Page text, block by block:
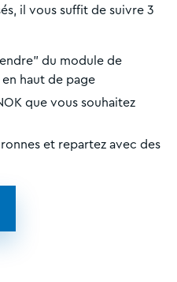
il vous suffit de suivre 3
du module de
haut de page
que vous souhaitez
et repartez avec des